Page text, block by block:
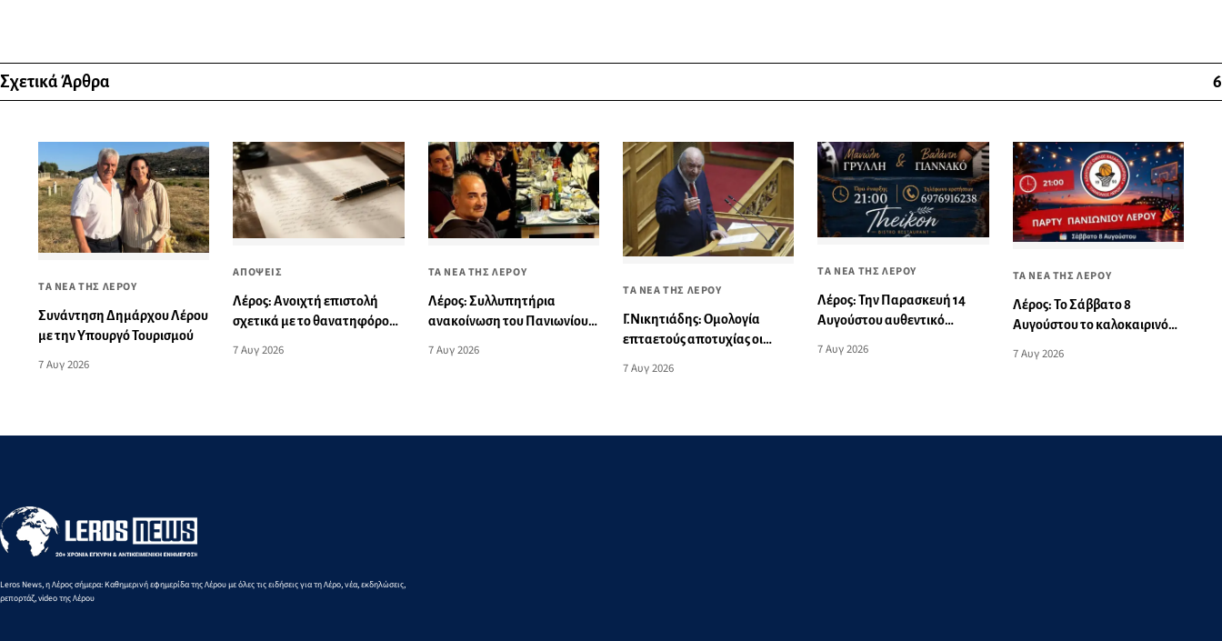
Σχετικά Άρθρα 6
ΤΑ ΝΕΑ ΤΗΣ ΛΕΡΟΥ
Συνάντηση Δημάρχου Λέρου
με την Υπουργό Τουρισμού
7 Αυγ 2026
ΑΠΟΨΕΙΣ
Λέρος: Ανοιχτή επιστολή
σχετικά με το θανατηφόρο
νήμα μπορούμε και πρέπει
7 Αυγ 2026
ΤΑ ΝΕΑ ΤΗΣ ΛΕΡΟΥ
Λέρος: Συλλυπητήρια
ανακοίνωση του Πανιωνίου
Δημήτρη Καρατσώρη
7 Αυγ 2026
ΤΑ ΝΕΑ ΤΗΣ ΛΕΡΟΥ
Γ.Νικητιάδης: Ομολογία
επταετούς αποτυχίας οι
τη Βιομηχανία
7 Αυγ 2026
ΤΑ ΝΕΑ ΤΗΣ ΛΕΡΟΥ
Λέρος: Την Παρασκευή 14
Αυγούστου αυθεντικό
Bistro Restaurant!
7 Αυγ 2026
ΤΑ ΝΕΑ ΤΗΣ ΛΕΡΟΥ
Λέρος: Το Σάββατο 8
Αυγούστου το καλοκαιρινό
7 Αυγ 2026
Leros News, η Λέρος σήμερα: Καθημερινή εφημερίδα της Λέρου με όλες τις ειδήσεις για τη Λέρο, νέα, εκδηλώσεις,
ρεπορτάζ, video της Λέρου